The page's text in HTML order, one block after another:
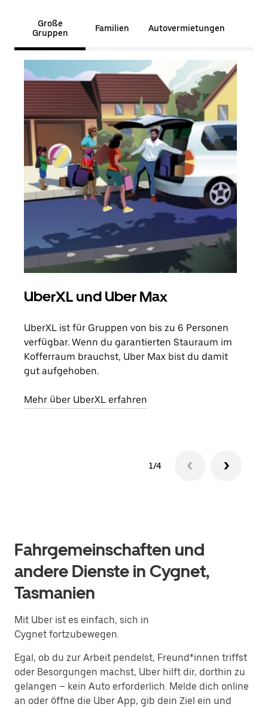
Große
Gruppen
Familien Autovermietungen
UberXL und Uber Max
UberXL ist für Gruppen von bis zu 6 Personen
verfügbar. Wenn du garantierten Stauraum im
Kofferraum brauchst, Uber Max bist du damit
gut aufgehoben.
Mehr über UberXL erfahren
1/4
Fahrgemeinschaften und
andere Dienste in Cygnet,
Tasmanien
Mit Uber ist es einfach, sich in
Cygnet fortzubewegen.
Egal, ob du zur Arbeit pendelst, Freund*innen triffst
oder Besorgungen machst, Uber hilft dir, dorthin zu
gelangen – kein Auto erforderlich. Melde dich online
an oder öffne die Uber App, gib dein Ziel ein und